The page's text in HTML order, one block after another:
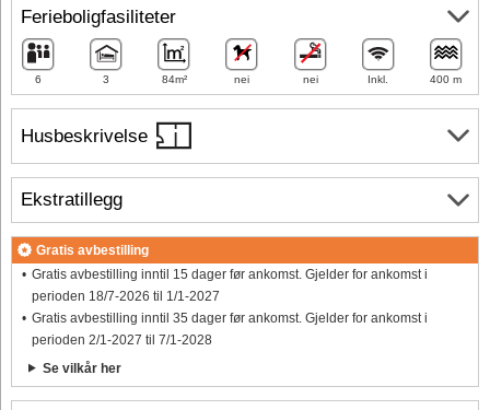
Husbeskrivelse
Ferieboligfasiliteter
6 3 84m² nei nei Inkl. 400 m
Ekstratillegg
Gratis avbestilling
Gratis avbestilling inntil 15 dager før ankomst. Gjelder for ankomst i
perioden 18/7-2026 til 1/1-2027
Gratis avbestilling inntil 35 dager før ankomst. Gjelder for ankomst i
perioden 2/1-2027 til 7/1-2028
Se vilkår her